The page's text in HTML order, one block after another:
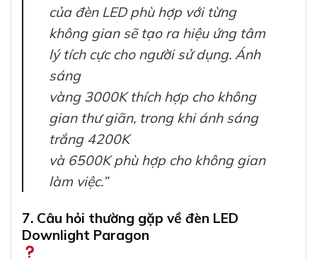
của đèn LED phù hợp với từng
không gian sẽ tạo ra hiệu ứng tâm
lý tích cực cho người sử dụng. Ánh
sáng
vàng 3000K thích hợp cho không
gian thư giãn, trong khi ánh sáng
trắng 4200K
và 6500K phù hợp cho không gian
làm việc.”
7. Câu hỏi thường gặp về đèn LED
Downlight Paragon